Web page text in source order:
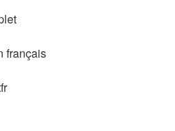
français